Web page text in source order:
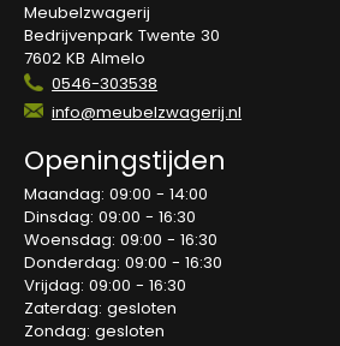
Meubelzwagerij
Bedrijvenpark Twente 30
7602 KB Almelo
0546-303538
info@meubelzwagerij.nl
Openingstijden
Maandag: 09:00 - 14:00
Dinsdag: 09:00 - 16:30
Woensdag: 09:00 - 16:30
Donderdag: 09:00 - 16:30
Vrijdag: 09:00 - 16:30
Zaterdag: gesloten
Zondag: gesloten